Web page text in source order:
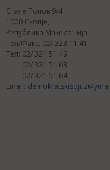
Стале Попов 9/4
1000 Скопје,
Република Македонија
Тел/Факс: 02/ 323 11 41
Тел: 02/ 321 51 49
02/ 321 51 63
02/ 321 51 64
Email: